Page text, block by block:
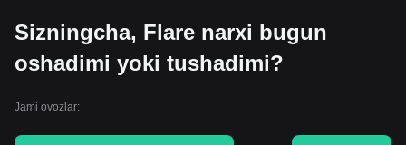
Sizningcha, Flare narxi bugun
oshadimi yoki tushadimi?
Jami ovozlar: